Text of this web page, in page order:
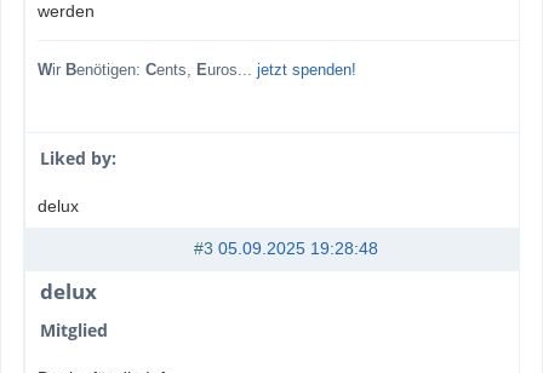
werden
Wir Benötigen: Cents, Euros... jetzt spenden!
Liked by:
delux
#3 05.09.2025 19:28:48
delux
Mitglied